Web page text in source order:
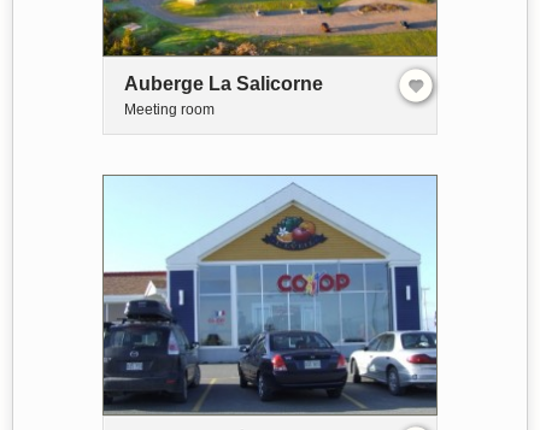
Auberge La Salicorne
Meeting room